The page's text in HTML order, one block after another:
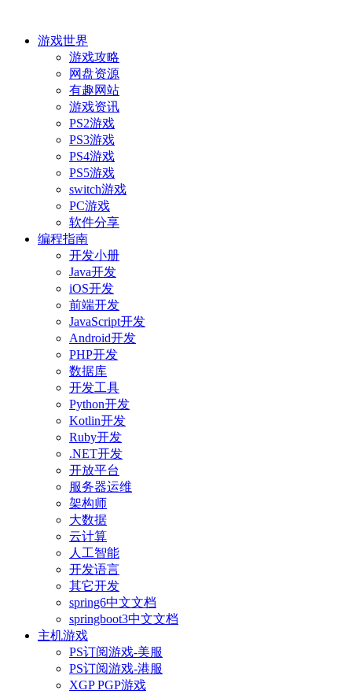
游戏世界
游戏攻略
网盘资源
有趣网站
游戏资讯
PS2游戏
PS3游戏
PS4游戏
PS5游戏
switch游戏
PC游戏
软件分享
编程指南
开发小册
Java开发
iOS开发
前端开发
JavaScript开发
Android开发
PHP开发
数据库
开发工具
Python开发
Kotlin开发
Ruby开发
.NET开发
开放平台
服务器运维
架构师
大数据
云计算
人工智能
开发语言
其它开发
spring6中文文档
springboot3中文文档
主机游戏
PS订阅游戏-美服
PS订阅游戏-港服
XGP PGP游戏